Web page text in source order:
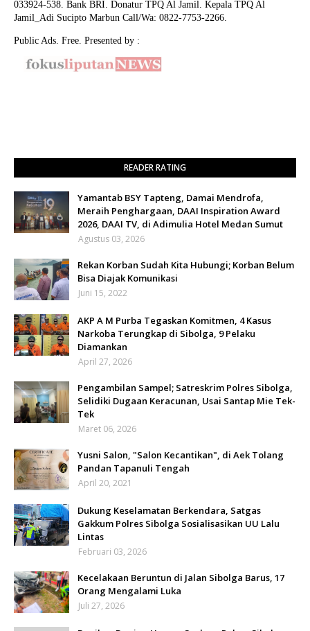
033924-538. Bank BRI. Donatur TPQ Al Jamil. Kepala TPQ Al
Jamil_Adi Sucipto Marbun Call/Wa: 0822-7753-2266.
Public Ads. Free. Presented by :
READER RATING
Yamantab BSY Tapteng, Damai Mendrofa,
Meraih Penghargaan, DAAI Inspiration Award
2026, DAAI TV, di Adimulia Hotel Medan Sumut
Agustus 03, 2026
Rekan Korban Sudah Kita Hubungi; Korban Belum
Bisa Diajak Komunikasi
Juni 15, 2022
AKP A M Purba Tegaskan Komitmen, 4 Kasus
Narkoba Terungkap di Sibolga, 9 Pelaku
Diamankan
April 27, 2026
Pengambilan Sampel; Satreskrim Polres Sibolga,
Selidiki Dugaan Keracunan, Usai Santap Mie Tek-
Tek
Maret 06, 2026
Yusni Salon, "Salon Kecantikan", di Aek Tolang
Pandan Tapanuli Tengah
April 20, 2021
Dukung Keselamatan Berkendara, Satgas
Gakkum Polres Sibolga Sosialisasikan UU Lalu
Lintas
Februari 03, 2026
Kecelakaan Beruntun di Jalan Sibolga Barus, 17
Orang Mengalami Luka
Juli 27, 2026